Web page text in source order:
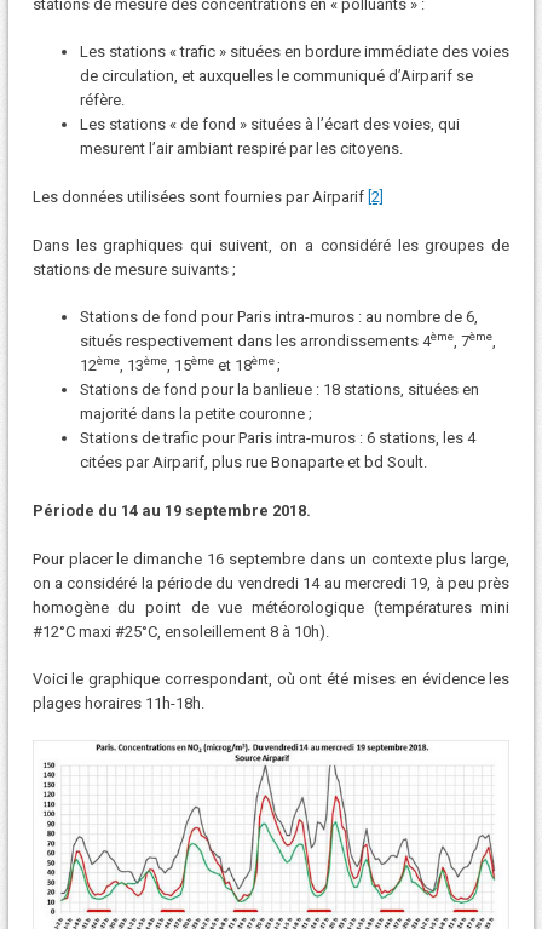
stations de mesure des concentrations en « polluants » :
Les stations « trafic » situées en bordure immédiate des voies
de circulation, et auxquelles le communiqué d’Airparif se
réfère.
Les stations « de fond » situées à l’écart des voies, qui
mesurent l’air ambiant respiré par les citoyens.
Les données utilisées sont fournies par Airparif [2]
Dans les graphiques qui suivent, on a considéré les groupes de
stations de mesure suivants ;
Stations de fond pour Paris intra-muros : au nombre de 6,
situés respectivement dans les arrondissements 4ème, 7ème,
12ème, 13ème, 15èmeet 18ème;
Stations de fond pour la banlieue : 18 stations, situées en
majorité dans la petite couronne ;
Stations de trafic pour Paris intra-muros : 6 stations, les 4
citées par Airparif, plus rue Bonaparte et bd Soult.
Période du 14 au 19 septembre 2018.
Pour placer le dimanche 16 septembre dans un contexte plus large,
on a considéré la période du vendredi 14 au mercredi 19, à peu près
homogène du point de vue météorologique (températures mini
#12°C maxi #25°C, ensoleillement 8 à 10h).
Voici le graphique correspondant, où ont été mises en évidence les
plages horaires 11h-18h.